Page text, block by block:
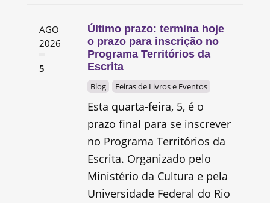
AGO
2026
5
Último prazo: termina hoje
o prazo para inscrição no
Programa Territórios da
Escrita
Blog Feiras de Livros e Eventos
Esta quarta-feira, 5, é o
prazo final para se inscrever
no Programa Territórios da
Escrita. Organizado pelo
Ministério da Cultura e pela
Universidade Federal do Rio